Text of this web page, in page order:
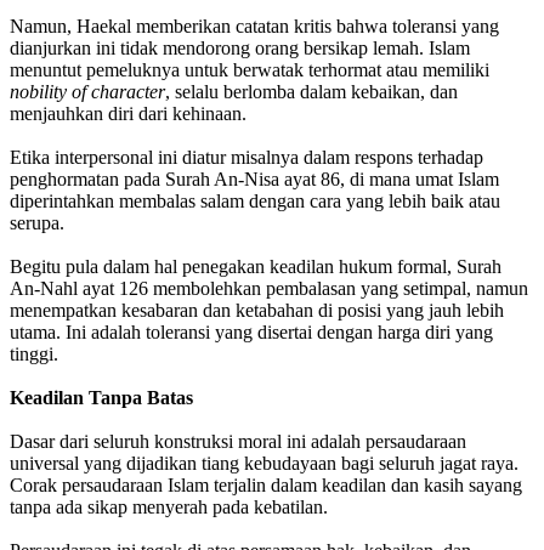
Namun, Haekal memberikan catatan kritis bahwa toleransi yang
dianjurkan ini tidak mendorong orang bersikap lemah. Islam
menuntut pemeluknya untuk berwatak terhormat atau memiliki
nobility of character, selalu berlomba dalam kebaikan, dan
menjauhkan diri dari kehinaan.
Etika interpersonal ini diatur misalnya dalam respons terhadap
penghormatan pada Surah An-Nisa ayat 86, di mana umat Islam
diperintahkan membalas salam dengan cara yang lebih baik atau
serupa.
Begitu pula dalam hal penegakan keadilan hukum formal, Surah
An-Nahl ayat 126 membolehkan pembalasan yang setimpal, namun
menempatkan kesabaran dan ketabahan di posisi yang jauh lebih
utama. Ini adalah toleransi yang disertai dengan harga diri yang
tinggi.
Keadilan Tanpa Batas
Dasar dari seluruh konstruksi moral ini adalah persaudaraan
universal yang dijadikan tiang kebudayaan bagi seluruh jagat raya.
Corak persaudaraan Islam terjalin dalam keadilan dan kasih sayang
tanpa ada sikap menyerah pada kebatilan.